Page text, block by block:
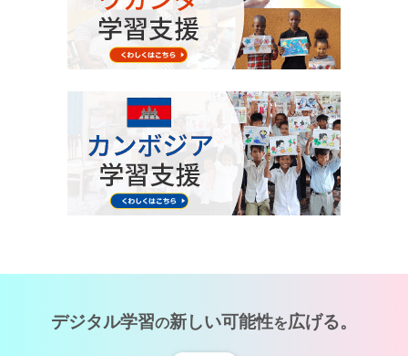
デジタル学習の新しい可能性を広げる。